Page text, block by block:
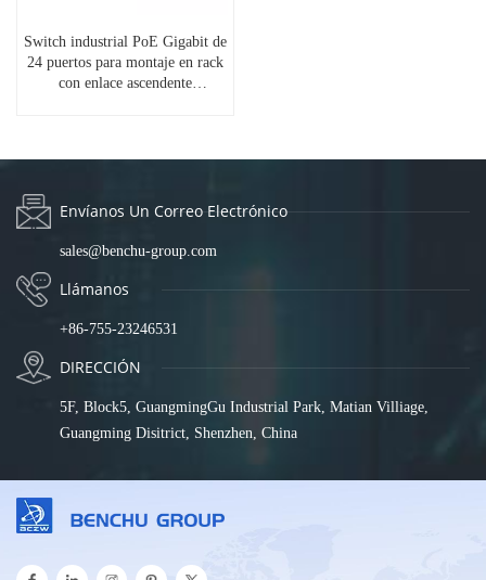
Switch industrial PoE Gigabit de
24 puertos para montaje en rack
con enlace ascendente
Envíanos Un Correo Electrónico
sales@benchu-group.com
Llámanos
+86-755-23246531
DIRECCIÓN
5F, Block5, GuangmingGu Industrial Park, Matian Villiage,
Guangming Disitrict, Shenzhen, China